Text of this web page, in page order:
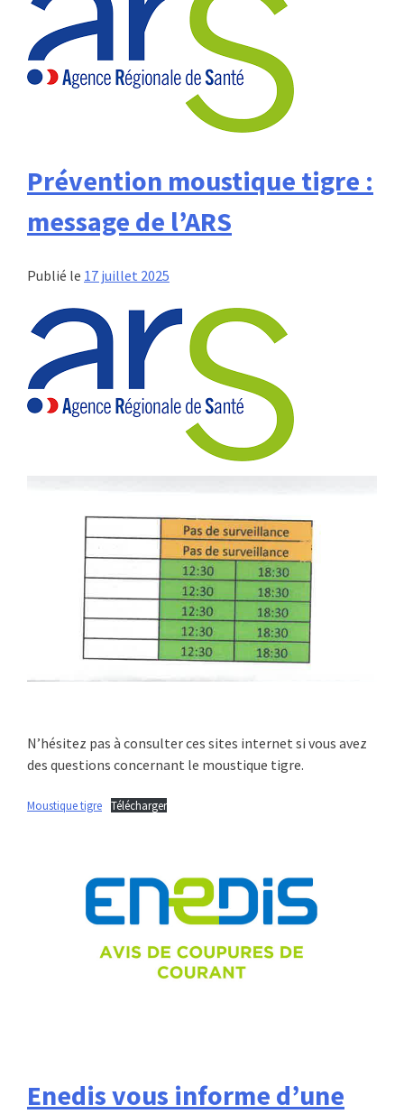
Prévention moustique tigre :
message de l’ARS
Publié le 17 juillet 2025
N’hésitez pas à consulter ces sites internet si vous avez
des questions concernant le moustique tigre.
Moustique tigre Télécharger
Enedis vous informe d’une